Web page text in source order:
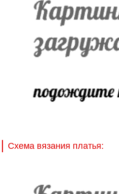
Схема вязания платья: